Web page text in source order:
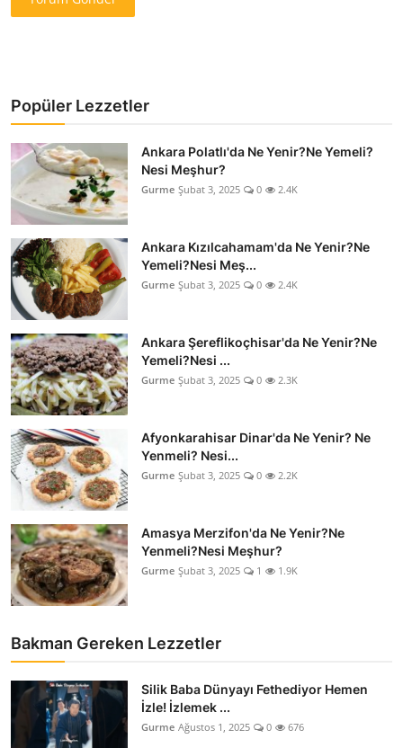
Popüler Lezzetler
Ankara Polatlı'da Ne Yenir?Ne Yemeli?
Nesi Meşhur?
Gurme Şubat 3, 2025 0 2.4K
Ankara Kızılcahamam'da Ne Yenir?Ne
Yemeli?Nesi Meş...
Gurme Şubat 3, 2025 0 2.4K
Ankara Şereflikoçhisar'da Ne Yenir?Ne
Yemeli?Nesi ...
Gurme Şubat 3, 2025 0 2.3K
Afyonkarahisar Dinar'da Ne Yenir? Ne
Yenmeli? Nesi...
Gurme Şubat 3, 2025 0 2.2K
Amasya Merzifon'da Ne Yenir?Ne
Yenmeli?Nesi Meşhur?
Gurme Şubat 3, 2025 1 1.9K
Bakman Gereken Lezzetler
Silik Baba Dünyayı Fethediyor Hemen
İzle! İzlemek ...
Gurme Ağustos 1, 2025 0 676